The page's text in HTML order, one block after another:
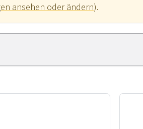
ansehen oder ändern).